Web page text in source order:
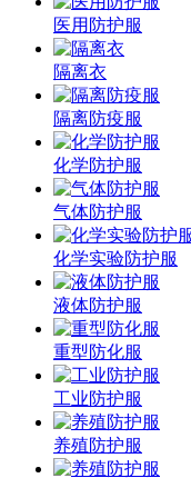
医用防护服
隔离衣
隔离防疫服
化学防护服
气体防护服
化学实验防护服
液体防护服
重型防化服
工业防护服
养殖防护服